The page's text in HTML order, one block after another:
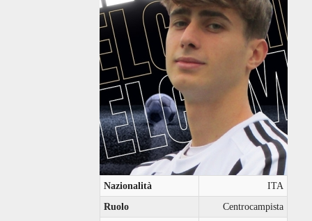
Nazionalità
ITA
Ruolo
Centrocampista